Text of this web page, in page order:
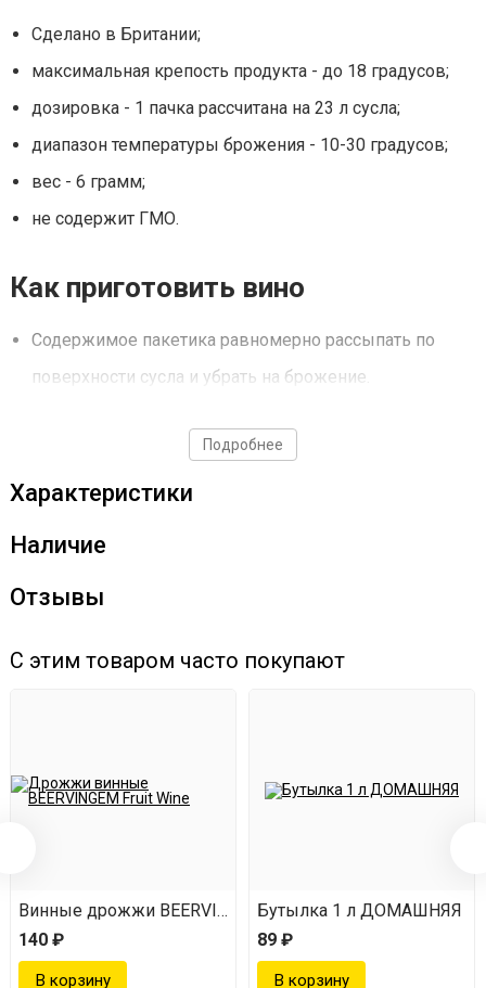
Сделано в Британии;
максимальная крепость продукта - до 18 градусов;
дозировка - 1 пачка рассчитана на 23 л сусла;
диапазон температуры брожения - 10-30 градусов;
вес - 6 грамм;
не содержит ГМО.
Как приготовить вино
Содержимое пакетика равномерно рассыпать по
поверхности сусла и убрать на брожение.
Срок годности - 24 месяца.
Дрожжи использовать строго по инструкции!
Подробнее
Характеристики
Наличие
Отзывы
С этим товаром часто покупают
Винные дрожжи BEERVINGEM Fruit Wine
140 ₽
Бутылка 1 л ДОМАШНЯЯ
89 ₽